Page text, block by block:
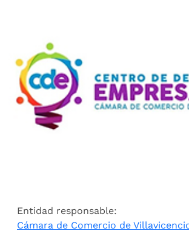
Entidad responsable:
Cámara de Comercio de